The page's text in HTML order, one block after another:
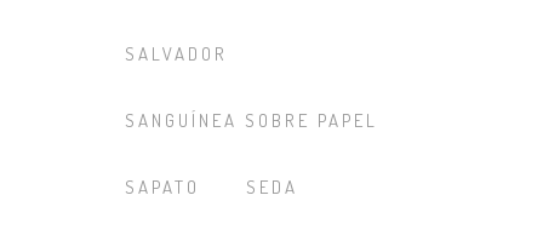
SALVADOR
SANGUÍNEA SOBRE PAPEL
SAPATO SEDA